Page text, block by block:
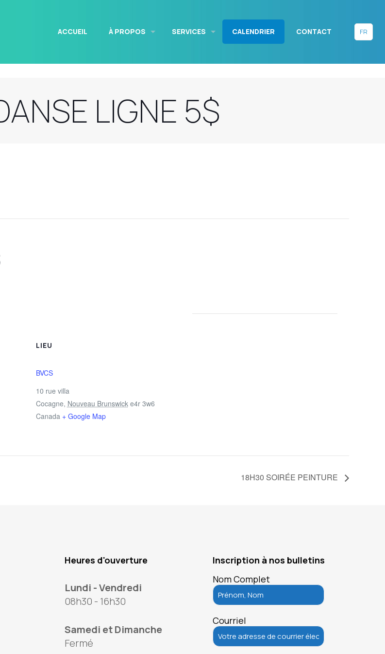
ACCUEIL À PROPOS SERVICES CALENDRIER CONTACT FR
LIGNE 5$
LIEU
BVCS
10 rue villa
Cocagne, Nouveau Brunswick e4r 3w6
Canada + Google Map
18H30 SOIRÉE PEINTURE
Heures d'ouverture
Lundi - Vendredi
08h30 - 16h30
Samedi et Dimanche
Fermé
Inscription à nos bulletins
Nom Complet
Courriel